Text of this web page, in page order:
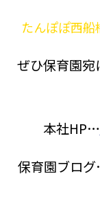
たんぽぽ西
ぜひ保育園
本社HP…
保育園ブロ